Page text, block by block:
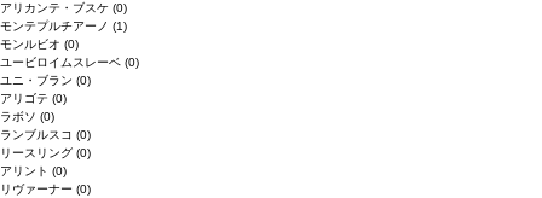
アリカンテ・ブスケ (0)
モンテプルチアーノ (1)
モンルビオ (0)
ユービロイムスレーベ (0)
ユニ・ブラン (0)
アリゴテ (0)
ラボソ (0)
ランブルスコ (0)
リースリング (0)
アリント (0)
リヴァーナー (0)